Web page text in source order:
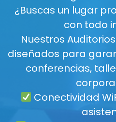
¿Buscas un lugar
con todo
Nuestros
diseñados para
conferencias,
Conectividad